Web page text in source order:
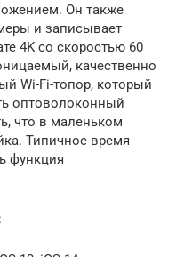
Он также
и записывает
4K со скоростью 60
качественно
Wi-Fi-топор, который
оптоволоконный
что в маленьком
Типичное время
функция